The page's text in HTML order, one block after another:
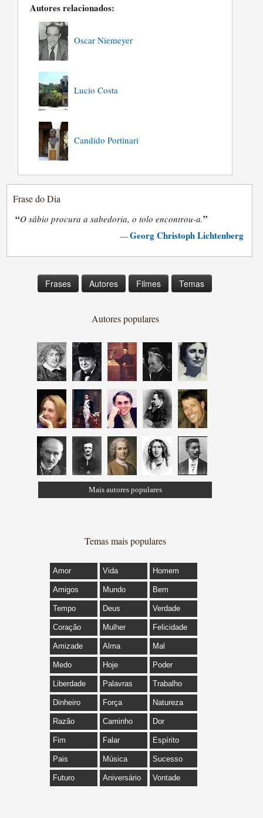
Autores relacionados:
Oscar Niemeyer
Lucio Costa
Candido Portinari
Frase do Dia
“O sábio procura a sabedoria, o tolo encontrou-a.”
—Georg Christoph Lichtenberg
Frases Autores Filmes Temas
Autores populares
Mais autores populares
Temas mais populares
Amor Vida Homem
Amigos Mundo Bem
Tempo Deus Verdade
Coração Mulher Felicidade
Amizade Alma Mal
Medo Hoje Poder
Liberdade Palavras Trabalho
Dinheiro Força Natureza
Razão Caminho Dor
Fim Falar Espírito
Pais Música Sucesso
Futuro Aniversário Vontade